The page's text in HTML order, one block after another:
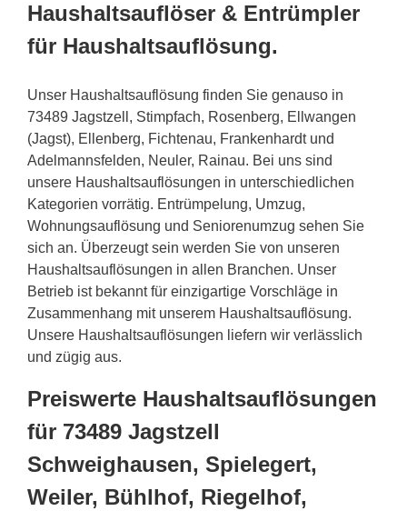
Haushaltsauflöser & Entrümpler
für Haushaltsauflösung.
Unser Haushaltsauflösung finden Sie genauso in
73489 Jagstzell, Stimpfach, Rosenberg, Ellwangen
(Jagst), Ellenberg, Fichtenau, Frankenhardt und
Adelmannsfelden, Neuler, Rainau. Bei uns sind
unsere Haushaltsauflösungen in unterschiedlichen
Kategorien vorrätig. Entrümpelung, Umzug,
Wohnungsauflösung und Seniorenumzug sehen Sie
sich an. Überzeugt sein werden Sie von unseren
Haushaltsauflösungen in allen Branchen. Unser
Betrieb ist bekannt für einzigartige Vorschläge in
Zusammenhang mit unserem Haushaltsauflösung.
Unsere Haushaltsauflösungen liefern wir verlässlich
und zügig aus.
Preiswerte Haushaltsauflösungen
für 73489 Jagstzell
Schweighausen, Spielegert,
Weiler, Bühlhof, Riegelhof,